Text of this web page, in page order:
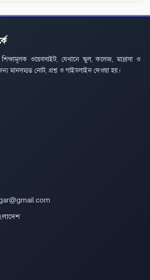
শিক্ষামূলক ওয়েবসাইট, যেখানে স্কুল, কলেজ, মাদ্রাসা ও
জন্য মানসম্মত নোট, প্রশ্ন ও গাইডলাইন দেওয়া হয়।